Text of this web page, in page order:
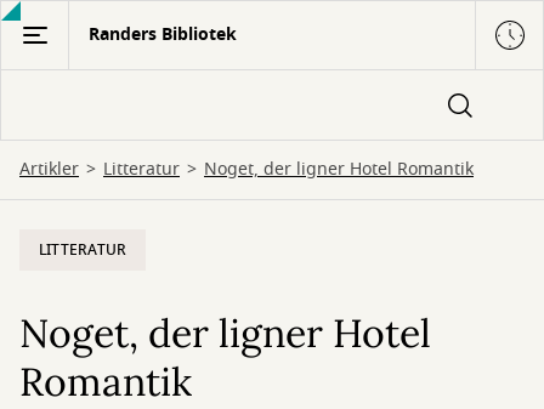
Gå
hovedindhold
Randers Bibliotek
Artikler Litteratur Noget, der ligner Hotel Romantik
LITTERATUR
Noget, der ligner Hotel
Romantik